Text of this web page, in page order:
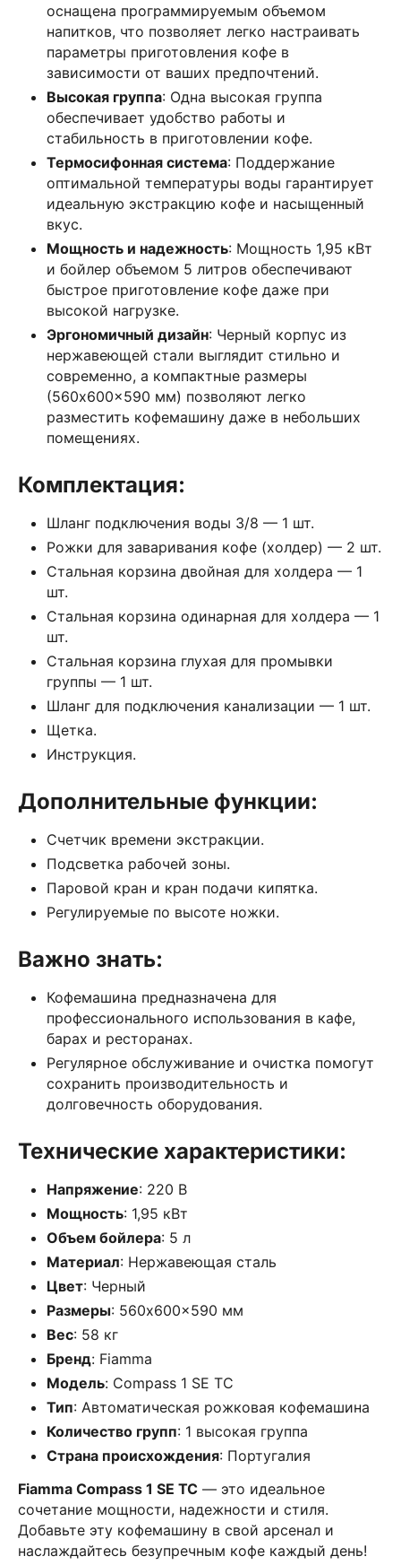
оснащена программируемым объемом
напитков, что позволяет легко настраивать
параметры приготовления кофе в
зависимости от ваших предпочтений.
Высокая группа: Одна высокая группа
обеспечивает удобство работы и
стабильность в приготовлении кофе.
Термосифонная система: Поддержание
оптимальной температуры воды гарантирует
идеальную экстракцию кофе и насыщенный
вкус.
Мощность и надежность: Мощность 1,95 кВт
и бойлер объемом 5 литров обеспечивают
быстрое приготовление кофе даже при
высокой нагрузке.
Эргономичный дизайн: Черный корпус из
нержавеющей стали выглядит стильно и
современно, а компактные размеры
(560x600x590 мм) позволяют легко
разместить кофемашину даже в небольших
помещениях.
Комплектация:
Шланг подключения воды 3/8 — 1 шт.
Рожки для заваривания кофе (холдер) — 2 шт.
Стальная корзина двойная для холдера — 1
шт.
Стальная корзина одинарная для холдера — 1
шт.
Стальная корзина глухая для промывки
группы — 1 шт.
Шланг для подключения канализации — 1 шт.
Щетка.
Инструкция.
Дополнительные функции:
Счетчик времени экстракции.
Подсветка рабочей зоны.
Паровой кран и кран подачи кипятка.
Регулируемые по высоте ножки.
Важно знать:
Кофемашина предназначена для
профессионального использования в кафе,
барах и ресторанах.
Регулярное обслуживание и очистка помогут
сохранить производительность и
долговечность оборудования.
Технические характеристики:
Напряжение: 220 В
Мощность: 1,95 кВт
Объем бойлера: 5 л
Материал: Нержавеющая сталь
Цвет: Черный
Размеры: 560x600x590 мм
Вес: 58 кг
Бренд: Fiamma
Модель: Compass 1 SE TC
Тип: Автоматическая рожковая кофемашина
Количество групп: 1 высокая группа
Страна происхождения: Португалия
Fiamma Compass 1 SE TC — это идеальное
сочетание мощности, надежности и стиля.
Добавьте эту кофемашину в свой арсенал и
наслаждайтесь безупречным кофе каждый день!